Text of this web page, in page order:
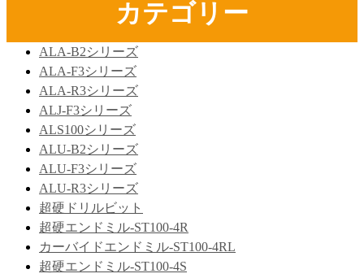
カテゴリー
ALA-B2シリーズ
ALA-F3シリーズ
ALA-R3シリーズ
ALJ-F3シリーズ
ALS100シリーズ
ALU-B2シリーズ
ALU-F3シリーズ
ALU-R3シリーズ
超硬ドリルビット
超硬エンドミル-ST100-4R
カーバイドエンドミル-ST100-4RL
超硬エンドミル-ST100-4S